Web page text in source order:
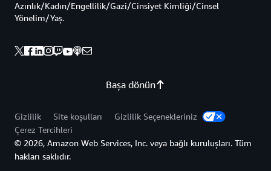
Başa dönün
Azınlık/Kadın/Engellilik/Gazi/Cinsiyet Kimliği/Cinsel
Yönelim/Yaş.
Gizlilik Site koşulları
Gizlilik Seçenekleriniz
Çerez Tercihleri
© 2026, Amazon Web Services, Inc. veya bağlı kuruluşları. Tüm
hakları saklıdır.